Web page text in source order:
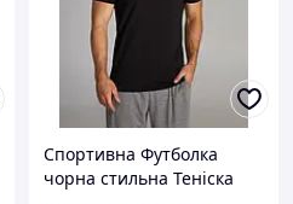
Спортивна Футболка
чорна стильна Теніска